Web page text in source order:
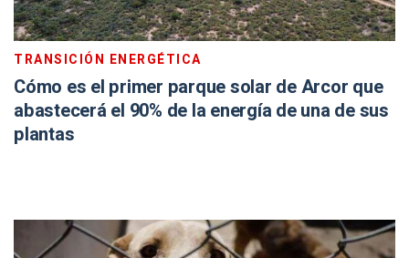
TRANSICIÓN ENERGÉTICA
Cómo es el primer parque solar de Arcor que
abastecerá el 90% de la energía de una de sus
plantas